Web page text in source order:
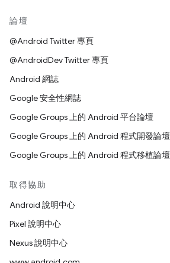
論壇
@Android Twitter 專頁
@AndroidDev Twitter 專頁
Android 網誌
Google 安全性網誌
Google Groups 上的 Android 平台論壇
Google Groups 上的 Android 程式開發論壇
Google Groups 上的 Android 程式移植論壇
取得協助
Android 說明中心
Pixel 說明中心
Nexus 說明中心